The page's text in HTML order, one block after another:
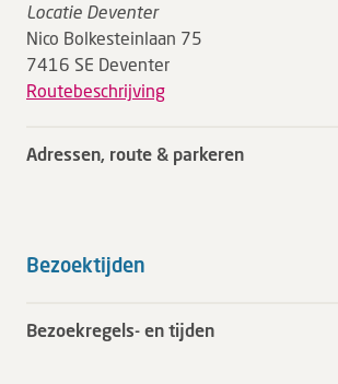
Locatie Deventer
Nico Bolkesteinlaan 75
7416 SE Deventer
Routebeschrijving
Adressen, route & parkeren
Bezoektijden
Bezoekregels- en tijden